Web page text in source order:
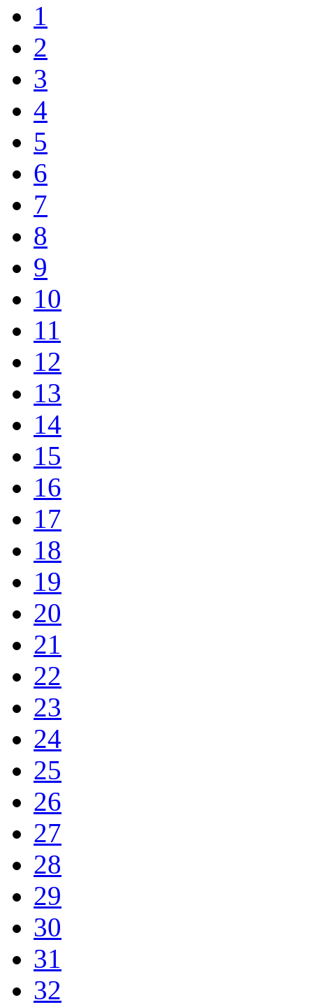
1
2
3
4
5
6
7
8
9
10
11
12
13
14
15
16
17
18
19
20
21
22
23
24
25
26
27
28
29
30
31
32